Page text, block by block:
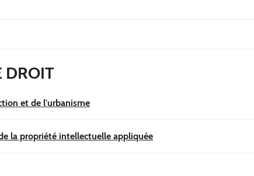
DROIT
et de l'urbanisme
la propriété intellectuelle appliquée